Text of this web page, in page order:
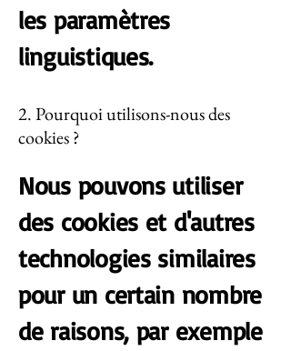
les paramètres
linguistiques.
2. Pourquoi utilisons-nous des
cookies ?
Nous pouvons utiliser
des cookies et d'autres
technologies similaires
pour un certain nombre
de raisons, par exemple